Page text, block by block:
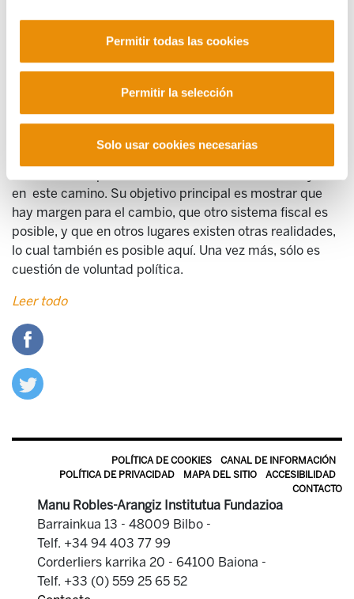
Permitir todas las cookies
Permitir la selección
Solo usar cookies necesarias
como vía para el cambio social, cambio que no puede
venir sino acompañado de otra realidad fiscal. Los
intereses que favorece el actual sistema no nos lo
esperanza. El conocimiento de nuestro sistema fiscal
nos dará los argumentos necesarios para este recorrido.
en este camino. Su objetivo principal es mostrar que
hay margen para el cambio, que otro sistema fiscal es
posible, y que en otros lugares existen otras realidades,
lo cual también es posible aquí. Una vez más, sólo es
cuestión de voluntad política.
Leer todo
POLÍTICA DE COOKIES
CANAL DE INFORMACIÓN
POLÍTICA DE PRIVACIDAD
MAPA DEL SITIO
ACCESIBILIDAD
CONTACTO
Manu Robles-Arangiz Institutua Fundazioa
Barrainkua 13 - 48009 Bilbo -
Telf. +34 94 403 77 99
Corderliers karrika 20 - 64100 Baiona -
Telf. +33 (0) 559 25 65 52